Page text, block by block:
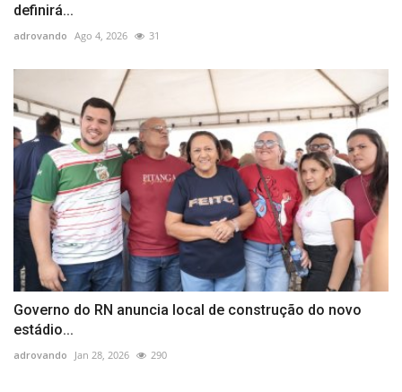
definirá...
adrovando Ago 4, 2026 31
Governo do RN anuncia local de construção do novo
estádio...
adrovando Jan 28, 2026 290